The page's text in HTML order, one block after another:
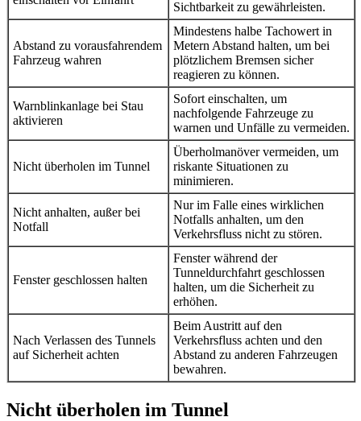
Sichtbarkeit zu gewährleisten.
Abstand zu vorausfahrendem
Fahrzeug wahren
Mindestens halbe Tachowert in
Metern Abstand halten, um bei
plötzlichem Bremsen sicher
reagieren zu können.
Warnblinkanlage bei Stau
aktivieren
Sofort einschalten, um
nachfolgende Fahrzeuge zu
warnen und Unfälle zu vermeiden.
Nicht überholen im Tunnel
Überholmanöver vermeiden, um
riskante Situationen zu
minimieren.
Nicht anhalten, außer bei
Notfall
Nur im Falle eines wirklichen
Notfalls anhalten, um den
Verkehrsfluss nicht zu stören.
Fenster geschlossen halten
Fenster während der
Tunneldurchfahrt geschlossen
halten, um die Sicherheit zu
erhöhen.
Nach Verlassen des Tunnels
auf Sicherheit achten
Beim Austritt auf den
Verkehrsfluss achten und den
Abstand zu anderen Fahrzeugen
bewahren.
Nicht überholen im Tunnel